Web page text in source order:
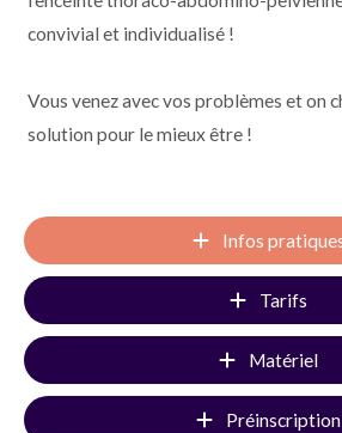
convivial et individualisé !
Vous venez avec vos problèmes et on
solution pour le mieux être !
Infos
Tarifs
Matériel
Préinscription